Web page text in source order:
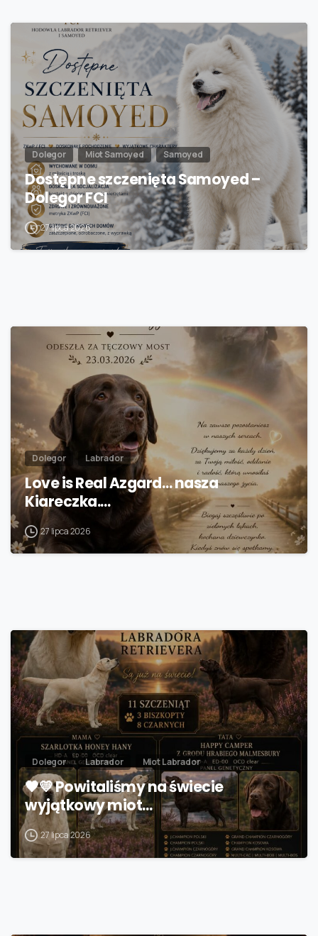
Dolegor Miot Samoyed Samoyed
Dostępne szczenięta Samoyed –
Dolegor FCI
27 lipca 2026
Dolegor Labrador
Love is Real Azgard… nasza
Kiareczka.…
27 lipca 2026
Dolegor Labrador Miot Labrador
🖤💛 Powitaliśmy na świecie
wyjątkowy miot…
27 lipca 2026